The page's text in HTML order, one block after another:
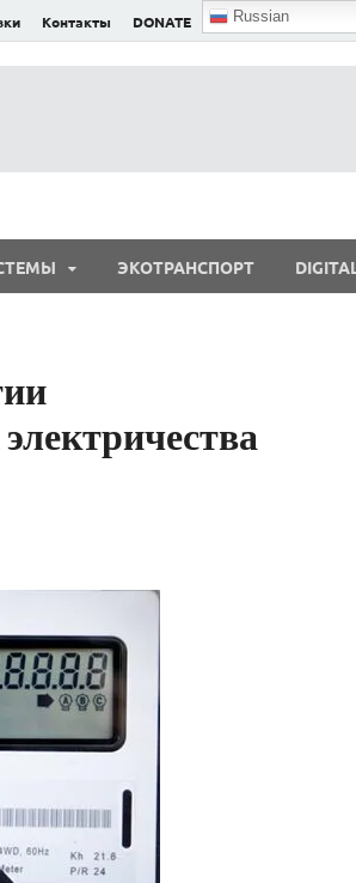
Контакты DONATE Russian
ЭКОТРАНСПОРТ DIGITAL